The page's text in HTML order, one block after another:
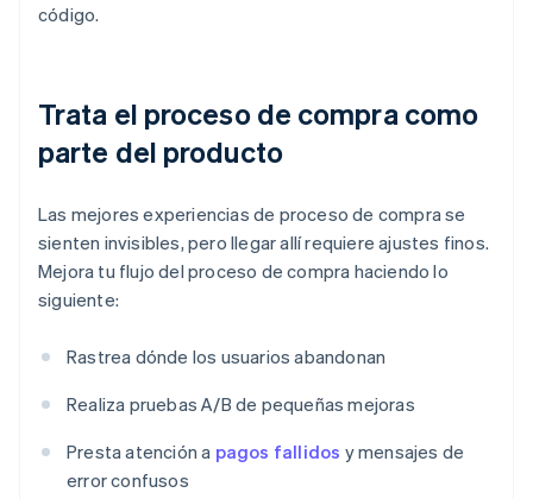
código.
Trata el proceso de compra como
parte del producto
Las mejores experiencias de proceso de compra se
sienten invisibles, pero llegar allí requiere ajustes finos.
Mejora tu flujo del proceso de compra haciendo lo
siguiente:
Rastrea dónde los usuarios abandonan
Realiza pruebas A/B de pequeñas mejoras
Presta atención a pagos fallidos y mensajes de
error confusos